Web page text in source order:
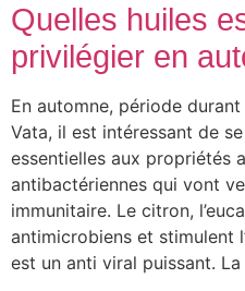
Quelles huiles
privilégier en
En automne, période
Vata, il est intéressant de
essentielles aux propriétés
antibactériennes qui vont
immunitaire. Le citron,
antimicrobiens et stimulent
est un anti viral puissant.